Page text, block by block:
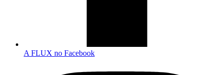
A FLUX no Facebook